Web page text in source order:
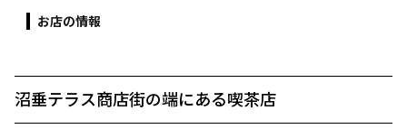
お店の情報
沼垂テラス商店街の端にある喫茶店